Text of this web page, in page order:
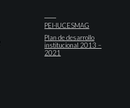
PEI-IUCESMAG
Plan de desarrollo
institucional 2013 –
2021